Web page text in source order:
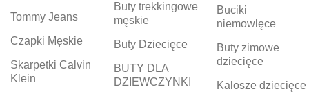
Tommy Jeans
Czapki Męskie
Skarpetki Calvin
Klein
Buty trekkingowe
męskie
Buty Dziecięce
BUTY DLA
DZIEWCZYNKI
Buciki
niemowlęce
Buty zimowe
dziecięce
Kalosze dziecięce